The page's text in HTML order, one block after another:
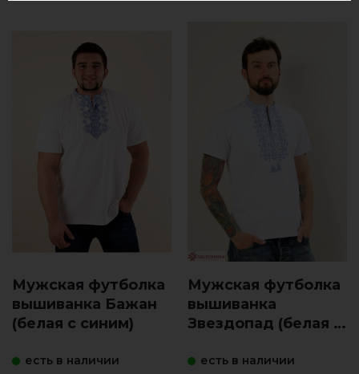
Мужская футболка
вышиванка Бажан
(белая с синим)
есть в наличии
Мужская футболка
вышиванка
Звездопад (белая с
есть в наличии